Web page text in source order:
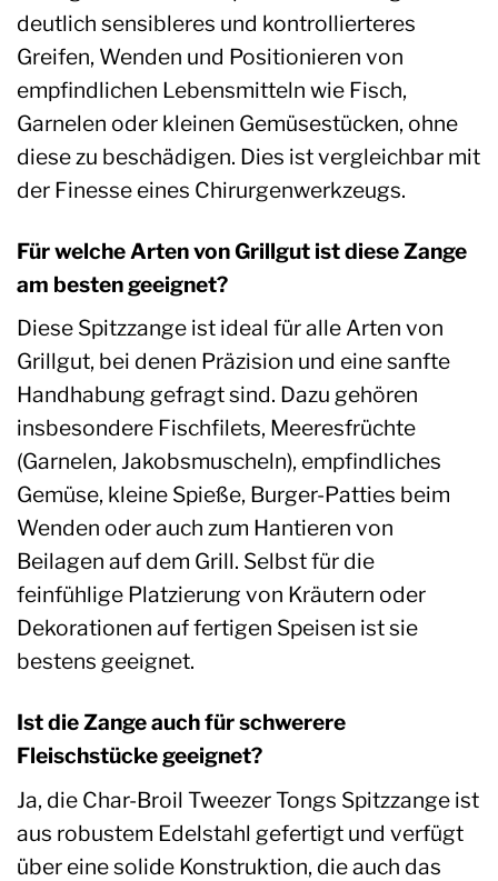
deutlich sensibleres und kontrollierteres
Greifen, Wenden und Positionieren von
empfindlichen Lebensmitteln wie Fisch,
Garnelen oder kleinen Gemüsestücken, ohne
diese zu beschädigen. Dies ist vergleichbar mit
der Finesse eines Chirurgenwerkzeugs.
Für welche Arten von Grillgut ist diese Zange
am besten geeignet?
Diese Spitzzange ist ideal für alle Arten von
Grillgut, bei denen Präzision und eine sanfte
Handhabung gefragt sind. Dazu gehören
insbesondere Fischfilets, Meeresfrüchte
(Garnelen, Jakobsmuscheln), empfindliches
Gemüse, kleine Spieße, Burger-Patties beim
Wenden oder auch zum Hantieren von
Beilagen auf dem Grill. Selbst für die
feinfühlige Platzierung von Kräutern oder
Dekorationen auf fertigen Speisen ist sie
bestens geeignet.
Ist die Zange auch für schwerere
Fleischstücke geeignet?
Ja, die Char-Broil Tweezer Tongs Spitzzange ist
aus robustem Edelstahl gefertigt und verfügt
über eine solide Konstruktion, die auch das